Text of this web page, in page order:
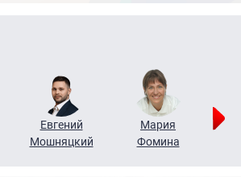
Евгений
Мошняцкий
Мария
Фомина